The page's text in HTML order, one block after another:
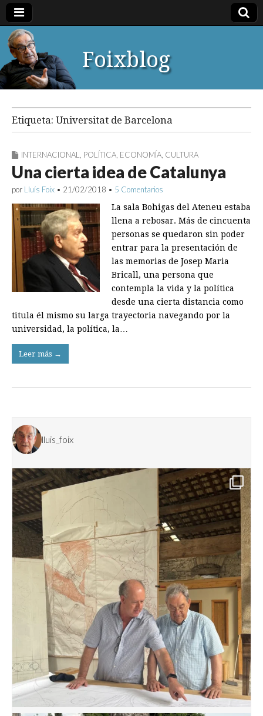
Foixblog
Etiqueta: Universitat de Barcelona
INTERNACIONAL POLÍTICA ECONOMÍA CULTURA
Una cierta idea de Catalunya
por Lluís Foix • 21/02/2018 • 5 Comentarios
La sala Bohigas del Ateneu estaba
llena a rebosar. Más de cincuenta
personas se quedaron sin poder
entrar para la presentación de
las memorias de Josep Maria
Bricall, una persona que
contempla la vida y la política
desde una cierta distancia como
titula él mismo su larga trayectoria navegando por la
universidad, la política, la…
Leer más →
lluis_foix